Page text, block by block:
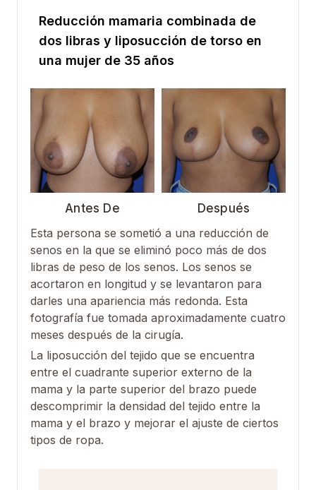
Reducción mamaria combinada de
dos libras y liposucción de torso en
una mujer de 35 años
Antes De
Después
Esta persona se sometió a una reducción de
senos en la que se eliminó poco más de dos
libras de peso de los senos. Los senos se
acortaron en longitud y se levantaron para
darles una apariencia más redonda. Esta
fotografía fue tomada aproximadamente cuatro
meses después de la cirugía.
La liposucción del tejido que se encuentra
entre el cuadrante superior externo de la
mama y la parte superior del brazo puede
descomprimir la densidad del tejido entre la
mama y el brazo y mejorar el ajuste de ciertos
tipos de ropa.